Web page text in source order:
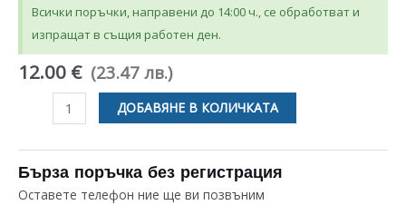
Всички поръчки, направени до 14:00 ч., се обработват и
изпращат в същия работен ден.
12.00 € (23.47 лв.)
количество
КЛЮЧ
ЕЛТОС
ЗА
ДОБАВЯНЕ В КОЛИЧКАТА
Бърза поръчка без регистрация
Оставете телефон ние ще ви позвъним